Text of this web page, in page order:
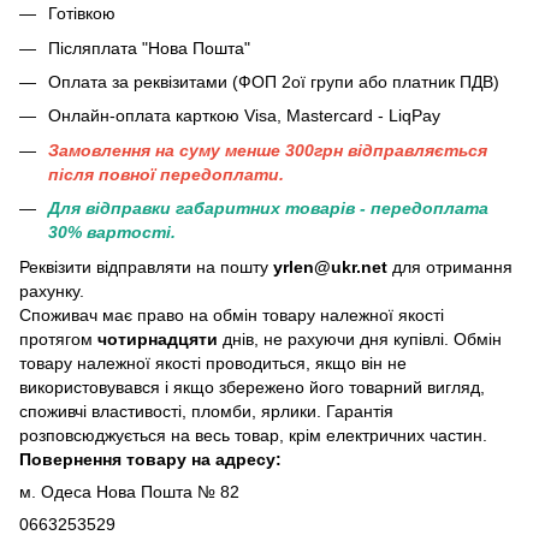
Готівкою
Післяплата "Нова Пошта"
Оплата за реквізитами (ФОП 2ої групи або платник ПДВ)
Онлайн-оплата карткою Visa, Mastercard - LiqPay
Замовлення на суму менше 300грн вiдправляється
пiсля повної передоплати.
Для відправки габаритних товарів - передоплата
30% вартості.
Реквізити відправляти на пошту yrlen@ukr.net для отримання
рахунку.
Споживач має право на обмін товару належної якості
протягом чотирнадцяти днів, не рахуючи дня купівлі. Обмін
товару належної якості проводиться, якщо він не
використовувався і якщо збережено його товарний вигляд,
споживчі властивості, пломби, ярлики. Гарантія
розповсюджується на весь товар, крім електричних частин.
Повернення товару на адресу:
м. Одеса Нова Пошта № 82
0663253529